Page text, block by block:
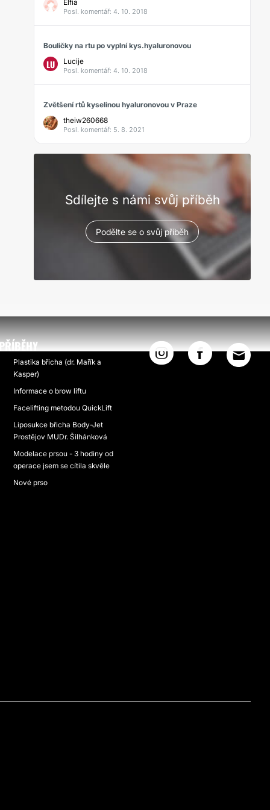
Elfia
Posl. komentář: 4. 10. 2018
Bouličky na rtu po vyplní kys.hyaluronovou
LU Lucije
Posl. komentář: 4. 10. 2018
Zvětšení rtů kyselinou hyaluronovou v Praze
theiw260668
Posl. komentář: 5. 8. 2021
Sdílejte s námi svůj příběh
Podělte se o svůj příběh
Plastika břicha (dr. Mařík a
Kasper)
Informace o brow liftu
Facelifting metodou QuickLift
Liposukce břicha Body-Jet
Prostějov MUDr. Šilhánková
Modelace prsou - 3 hodiny od
operace jsem se cítila skvěle
Nové prso